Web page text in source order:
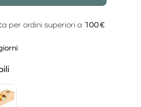
per ordini superiori a 100 €